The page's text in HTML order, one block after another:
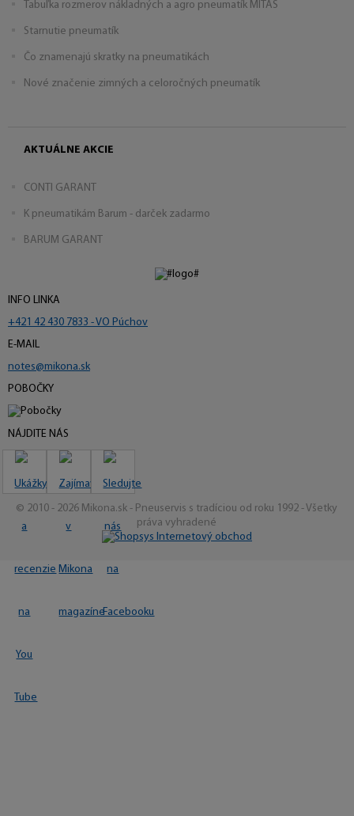
Tabuľka rozmerov nákladných a agro pneumatík MITAS
Starnutie pneumatík
Čo znamenajú skratky na pneumatikách
Nové značenie zimných a celoročných pneumatík
AKTUÁLNE AKCIE
CONTI GARANT
K pneumatikám Barum - darček zadarmo
BARUM GARANT
INFO LINKA
+421 42 430 7833 - VO Púchov
E-MAIL
notes@mikona.sk
POBOČKY
NÁJDITE NÁS
© 2010 - 2026 Mikona.sk - Pneuservis s tradíciou od roku 1992 - Všetky
práva vyhradené